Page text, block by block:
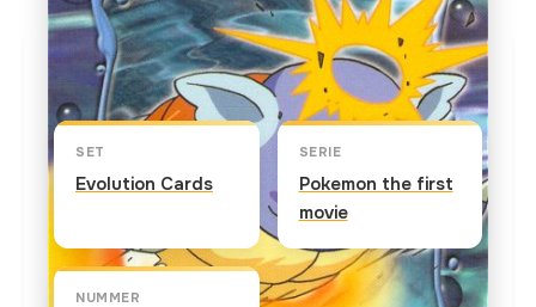
Kaart info
SET
Evolution Cards
SERIE
Pokemon the first
movie
NUMMER